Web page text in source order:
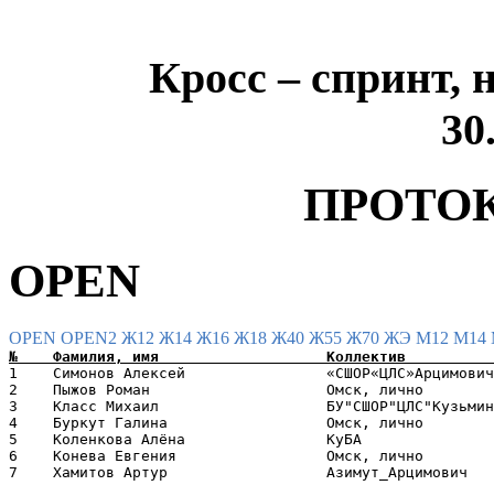
Кросс – спринт,
OPEN
OPEN OPEN2 Ж12 Ж14 Ж16 Ж18 Ж40 Ж55 Ж70 ЖЭ М12 М14
1    Симонов Алексей
2    Пыжов Роман                    Омск, лично
3    Класс Михаил
4    Буркут Галина                  Омск, лично
5    Коленкова Алёна                КуБА
6    Конева Евгения                 Омск, лично